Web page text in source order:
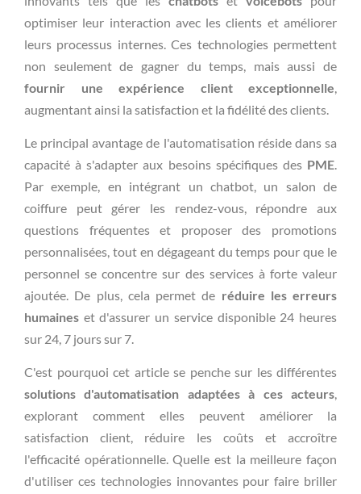
optimiser leur interaction avec les clients et améliorer
leurs processus internes. Ces technologies permettent
non seulement de gagner du temps, mais aussi de
fournir une expérience client exceptionnelle
augmentant ainsi la satisfaction et la fidélité des clients.
Le principal avantage de l'automatisation réside dans sa
capacité à s'adapter aux besoins spécifiques des PME.
Par exemple, en intégrant un chatbot, un salon de
coiffure peut gérer les rendez-vous, répondre aux
questions fréquentes et proposer des promotions
personnalisées, tout en dégageant du temps pour que le
personnel se concentre sur des services à forte valeur
ajoutée. De plus, cela permet de réduire les erreurs
humaines et d'assurer un service disponible 24 heures
sur 24, 7 jours sur 7.
C'est pourquoi cet article se penche sur les différentes
solutions d'automatisation adaptées à ces acteurs,
explorant comment elles peuvent améliorer la
satisfaction client, réduire les coûts et accroître
l'efficacité opérationnelle. Quelle est la meilleure façon
d'utiliser ces technologies innovantes pour faire briller